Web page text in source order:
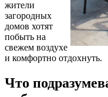
жители
загородных
домов хотят
побыть на
свежем воздухе
и комфортно отдохнуть.
Что